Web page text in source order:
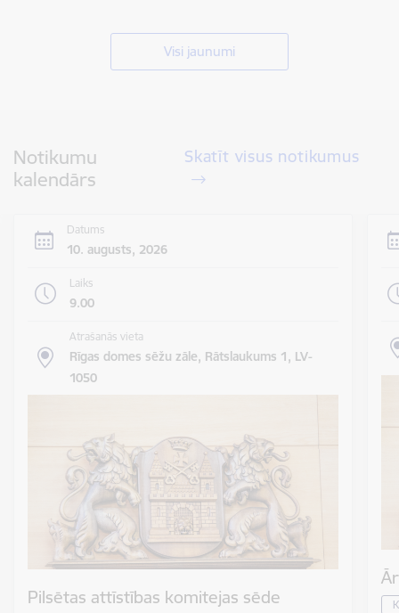
Visi jaunumi
Notikumu
kalendārs
Skatīt visus notikumus
Datums
10. augusts, 2026
Laiks
9.00
Atrašanās vieta
Rīgas domes sēžu zāle, Rātslaukums 1, LV-
1050
Pilsētas attīstības komitejas sēde